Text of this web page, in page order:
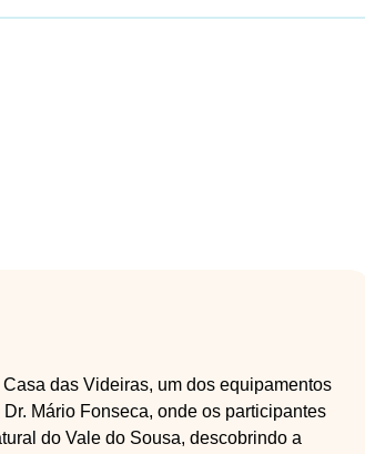
das Videiras, um dos equipamentos
Mário Fonseca, onde os participantes
do Vale do Sousa, descobrindo a